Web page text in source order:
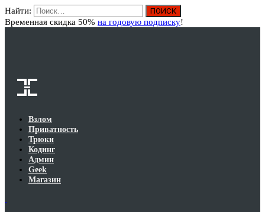
Найти:
Временная скидка 50% на годовую подписку!
Взлом
Приватность
Трюки
Кодинг
Админ
Geek
Магазин